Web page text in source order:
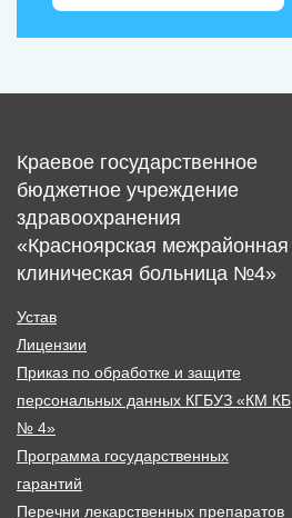
Краевое государственное
бюджетное учреждение
здравоохранения
«Красноярская межрайонная
клиническая больница №4»
Устав
Лицензии
Приказ по обработке и защите
персональных данных КГБУЗ «КМ КБ
№ 4»
Программа государственных
гарантий
Перечни лекарственных препаратов